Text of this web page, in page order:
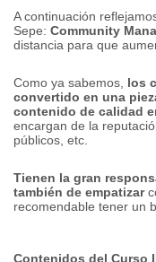
A continuación
Sepe: Community
distancia para que
Como ya sabemos, los
convertido en una
contenido de calidad
encargan de la
públicos, etc.
Tienen la gran
también de empatizar
recomendable tener un
Contenidos del Curso